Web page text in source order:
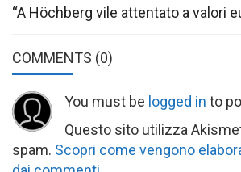
“A Höchberg vile attentato a valori
COMMENTS (0)
You must be logged in to
Questo sito utilizza
spam. Scopri come vengono